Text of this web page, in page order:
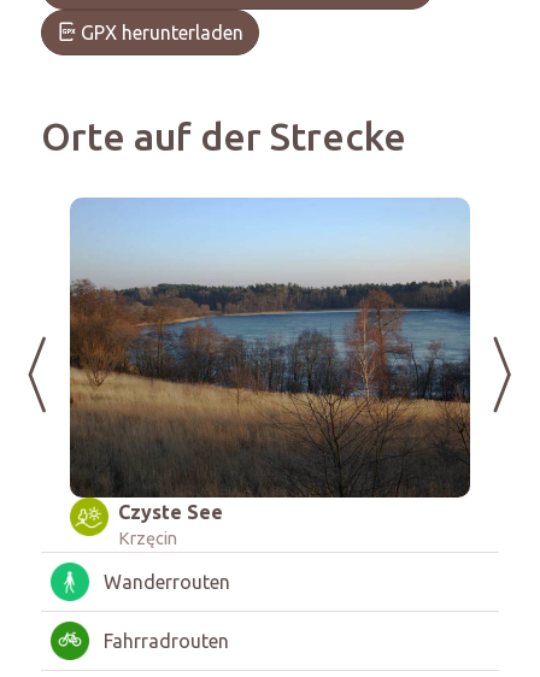
GPX herunterladen
Orte auf der Strecke
Forsthaus Wężnik
Wanderrouten
Fahrradrouten